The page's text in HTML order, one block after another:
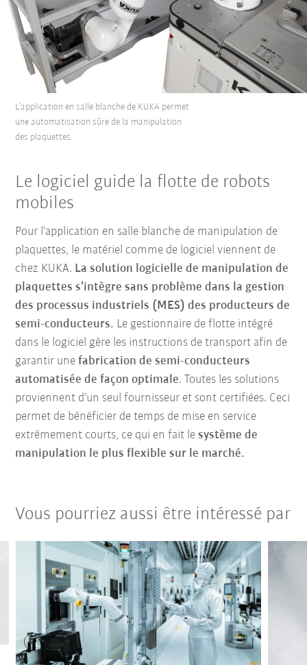
L’application en salle blanche de KUKA permet
une automatisation sûre de la manipulation
des plaquettes.
Le logiciel guide la flotte de robots
mobiles
Pour l’application en salle blanche de manipulation de
plaquettes, le matériel comme de logiciel viennent de
chez KUKA. La solution logicielle de manipulation de
plaquettes s’intègre sans problème dans la gestion
des processus industriels (MES) des producteurs de
semi-conducteurs. Le gestionnaire de flotte intégré
dans le logiciel gère les instructions de transport afin de
garantir unefabrication de semi-conducteurs
automatisée de façon optimale. Toutes les solutions
proviennent d’un seul fournisseur et sont certifiées. Ceci
permet de bénéficier de temps de mise en service
extrêmement courts, ce qui en fait lesystème de
manipulation le plus flexible sur le marché.
Vous pourriez aussi être intéressé par